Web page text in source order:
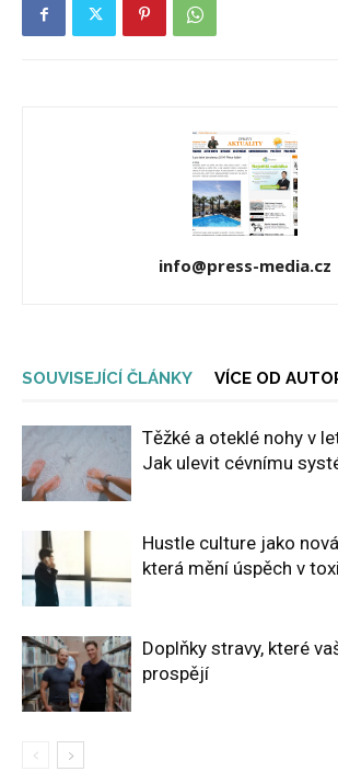
info@press-media.cz
SOUVISEJÍCÍ ČLÁNKY VÍCE OD
Těžké a oteklé nohy v
Jak ulevit cévnímu
Hustle culture jako
která mění úspěch v
Doplňky stravy, které
prospějí